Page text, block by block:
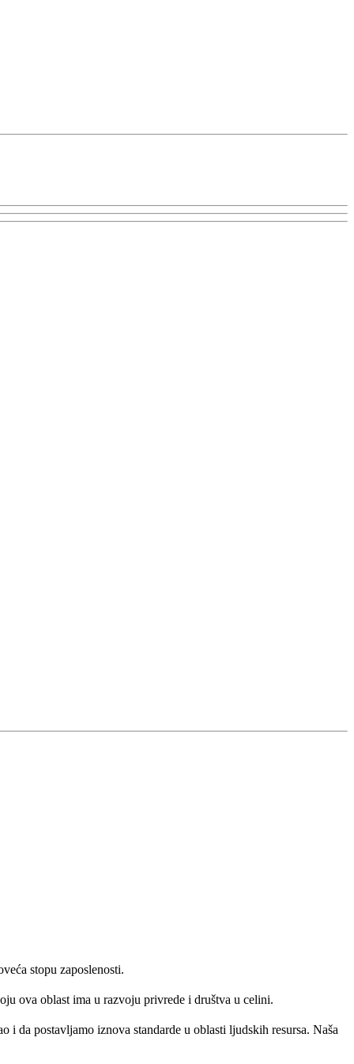
stopu zaposlenosti.
ova oblast ima u razvoju privrede i društva u celini.
i da postavljamo iznova standarde u oblasti ljudskih resursa. Naša